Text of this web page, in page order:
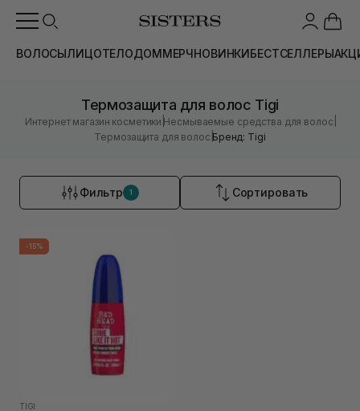
ВОЛОСЫЛИЦОТЕЛОДОММЕРЧНОВИНКИБЕСТСЕЛЛЕРЫ
Термозащита для волос Tigi
Интернет магазин косметики |Несмываемые средства для волос
Термозащита для волос |Бренд: Tigi
Фильтр 1 Сортировать
-15%
TIGI